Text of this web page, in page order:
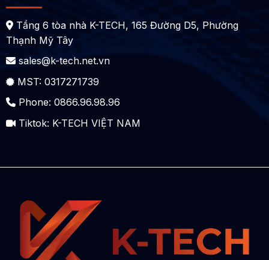
Tầng 6 tòa nhà K-TECH, 165 Đường D5, Phường
Thạnh Mỹ Tây
sales@k-tech.net.vn
MST: 0317271739
Phone: 0866.96.98.96
Tiktok: K-TECH VIỆT NAM